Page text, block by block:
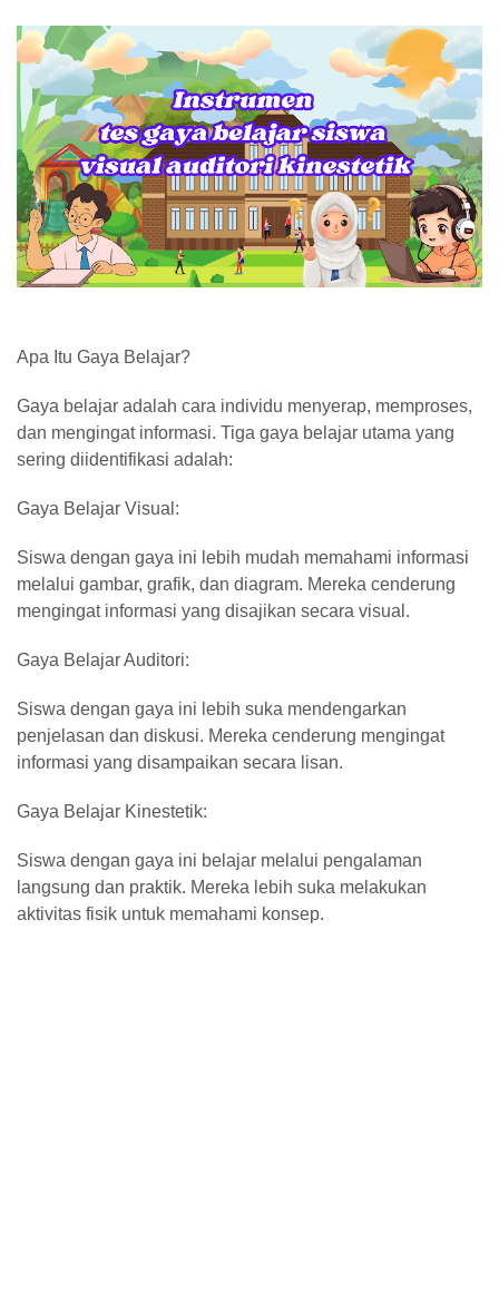
Apa Itu Gaya Belajar?
Gaya belajar adalah cara individu menyerap, memproses,
dan mengingat informasi. Tiga gaya belajar utama yang
sering diidentifikasi adalah:
Gaya Belajar Visual:
Siswa dengan gaya ini lebih mudah memahami informasi
melalui gambar, grafik, dan diagram. Mereka cenderung
mengingat informasi yang disajikan secara visual.
Gaya Belajar Auditori:
Siswa dengan gaya ini lebih suka mendengarkan
penjelasan dan diskusi. Mereka cenderung mengingat
informasi yang disampaikan secara lisan.
Gaya Belajar Kinestetik:
Siswa dengan gaya ini belajar melalui pengalaman
langsung dan praktik. Mereka lebih suka melakukan
aktivitas fisik untuk memahami konsep.